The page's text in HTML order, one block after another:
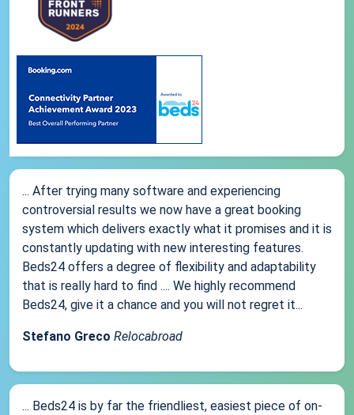
... After trying many software and experiencing
controversial results we now have a great booking
system which delivers exactly what it promises and it is
constantly updating with new interesting features.
Beds24 offers a degree of flexibility and adaptability
that is really hard to find .... We highly recommend
Beds24, give it a chance and you will not regret it...
Stefano Greco Relocabroad
... Beds24 is by far the friendliest, easiest piece of on-